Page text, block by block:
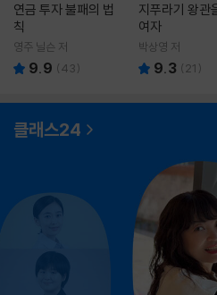
연금 투자 불패의 법
칙
영주 닐슨 저
9.9 (43)
지푸라기 왕관
여자
박상영 저
9.3 ( 21 )
클래스24